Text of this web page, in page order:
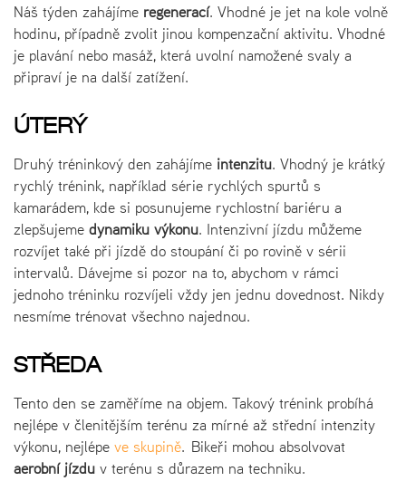
Náš týden zahájíme regenerací. Vhodné je jet na kole volně
hodinu, případně zvolit jinou kompenzační aktivitu. Vhodné
je plavání nebo masáž, která uvolní namožené svaly a
připraví je na další zatížení.
ÚTERÝ
Druhý tréninkový den zahájíme intenzitu. Vhodný je krátký
rychlý trénink, například série rychlých spurtů s
kamarádem, kde si posunujeme rychlostní bariéru a
zlepšujeme dynamiku výkonu. Intenzivní jízdu můžeme
rozvíjet také při jízdě do stoupání či po rovině v sérii
intervalů. Dávejme si pozor na to, abychom v rámci
jednoho tréninku rozvíjeli vždy jen jednu dovednost. Nikdy
nesmíme trénovat všechno najednou.
STŘEDA
Tento den se zaměříme na objem. Takový trénink probíhá
nejlépe v členitějším terénu za mírné až střední intenzity
výkonu, nejlépe ve skupině. Bikeři mohou absolvovat
aerobní jízdu v terénu s důrazem na techniku.